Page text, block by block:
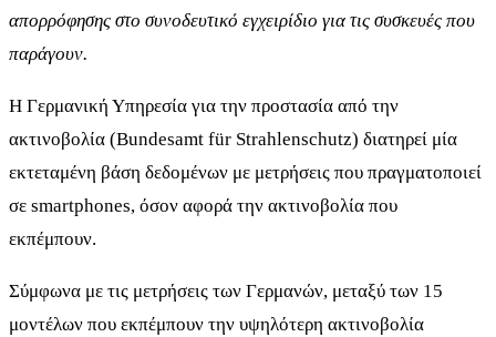
απορρόφησης στο συνοδευτικό εγχειρίδιο για τις συσκευές που
παράγουν.
Η Γερμανική Υπηρεσία για την προστασία από την
ακτινοβολία (Bundesamt für Strahlenschutz) διατηρεί μία
εκτεταμένη βάση δεδομένων με μετρήσεις που πραγματοποιεί
σε smartphones, όσον αφορά την ακτινοβολία που
εκπέμπουν.
Σύμφωνα με τις μετρήσεις των Γερμανών, μεταξύ των 15
μοντέλων που εκπέμπουν την υψηλότερη ακτινοβολία